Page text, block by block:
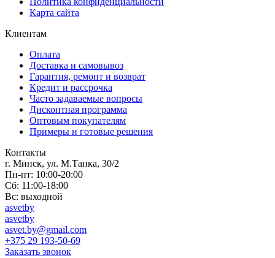
Карта сайта
Клиентам
Оплата
Доставка и самовывоз
Гарантия, ремонт и возврат
Кредит и рассрочка
Часто задаваемые вопросы
Дисконтная программа
Оптовым покупателям
Примеры и готовые решения
Контакты
г. Минск, ул. М.Танка, 30/2
Пн-пт: 10:00-20:00
Сб: 11:00-18:00
Вс: выходной
asvetby
asvetby
asvet.by@gmail.com
+375 29 193-50-69
Заказать звонок